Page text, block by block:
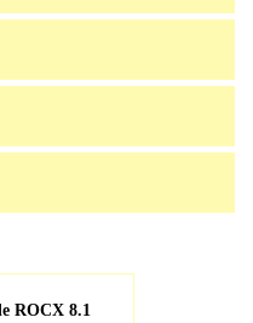
ROCX 8.1